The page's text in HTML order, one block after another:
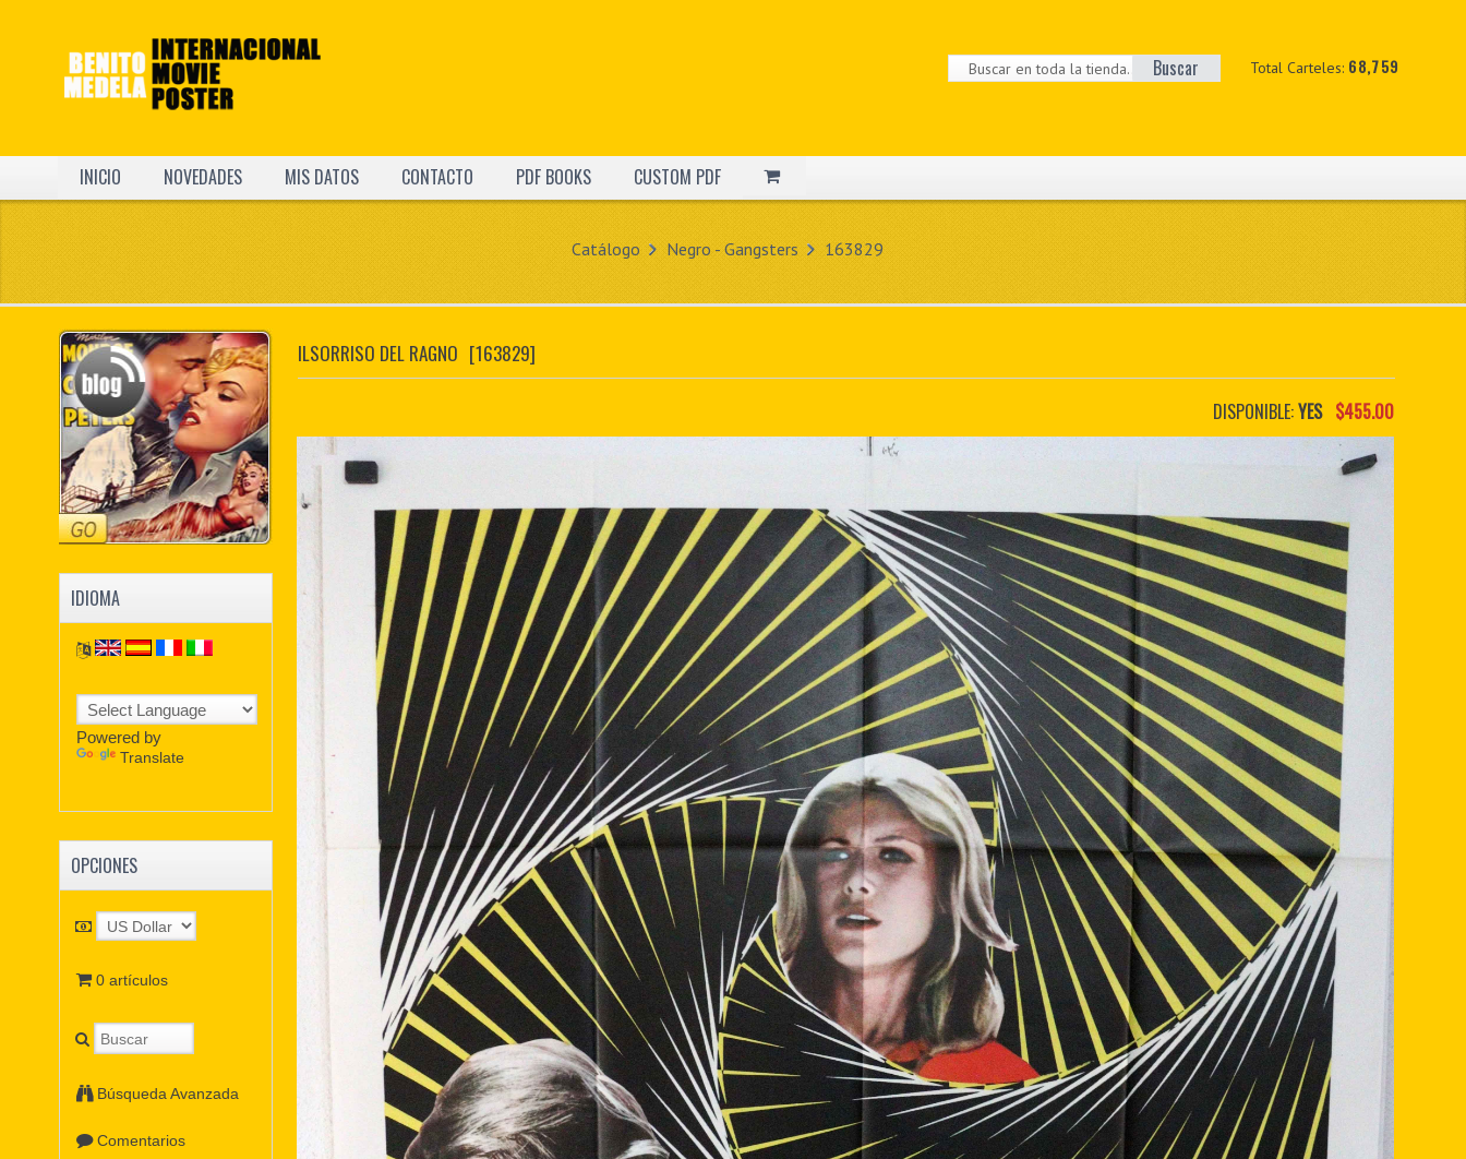
Total Carteles: 68,759
Buscar
INICIO NOVEDADES MIS DATOS CONTACTO PDF BOOKS CUSTOM PDF
Catálogo Negro - Gangsters 163829
ILSORRISO DEL RAGNO [163829]
DISPONIBLE:YES $455.00
IDIOMA
Powered by
Translate
OPCIONES
0 artículos
Búsqueda Avanzada
Comentarios